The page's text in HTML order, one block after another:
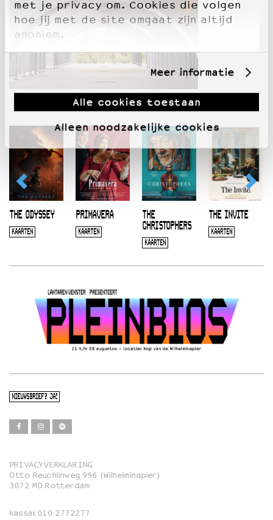
met je privacy om. Cookies die volgen
hoe jij met de site omgaat zijn altijd
anoniem.
Meer informatie
Alle cookies toestaan
Alleen noodzakelijke cookies
THE ODYSSEY
KAARTEN
PRIMAVERA
KAARTEN
THE
CHRISTOPHERS
KAARTEN
THE INVITE
KAARTEN
NIEUWSBRIEF? JA!
Film
PRIVACYVERKLARING
Otto Reuchlinweg 996 (Wilhelminapier)
3072 MD Rotterdam
kassa: 010 2772277